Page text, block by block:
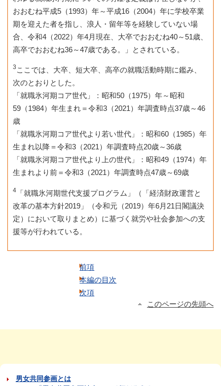
おおむね平成5（1993）年～平成16（2004）年に学校卒業
期を迎えた者を指し、浪人・留年等を経験していない場
合、令和4（2022）年4月現在、大卒でおおむね40～51歳、
高卒でおおむね36～47歳である。」とされている。
3 ここでは、大卒、短大卒、高卒の就職活動時期に鑑み、
次のとおりとした。
「就職氷河期コア世代」：昭和50（1975）年～昭和
59（1984）年生まれ＝令和3（2021）年調査時点37歳～46
歳
「就職氷河期コア世代より若い世代」：昭和60（1985）年
生まれ以降＝令和3（2021）年調査時点20歳～36歳
「就職氷河期コア世代より上の世代」：昭和49（1974）年
生まれより前＝令和3（2021）年調査時点47歳～69歳
4
「就職氷河期世代支援プログラム」（「経済財政運営と
改革の基本方針2019」（令和元（2019）年6月21日閣議決
定）において取りまとめ）に基づく就労や社会参加への支
援等が行われている。
前項
本編の目次
次項
このページの先頭へ